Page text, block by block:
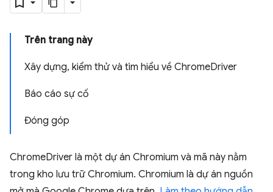
Trên trang này
Xây dựng, kiểm thử và tìm hiểu về ChromeDriver
Báo cáo sự cố
Đóng góp
ChromeDriver là một dự án Chromium và mã này nằm
trong kho lưu trữ Chromium. Chromium là dự án nguồn